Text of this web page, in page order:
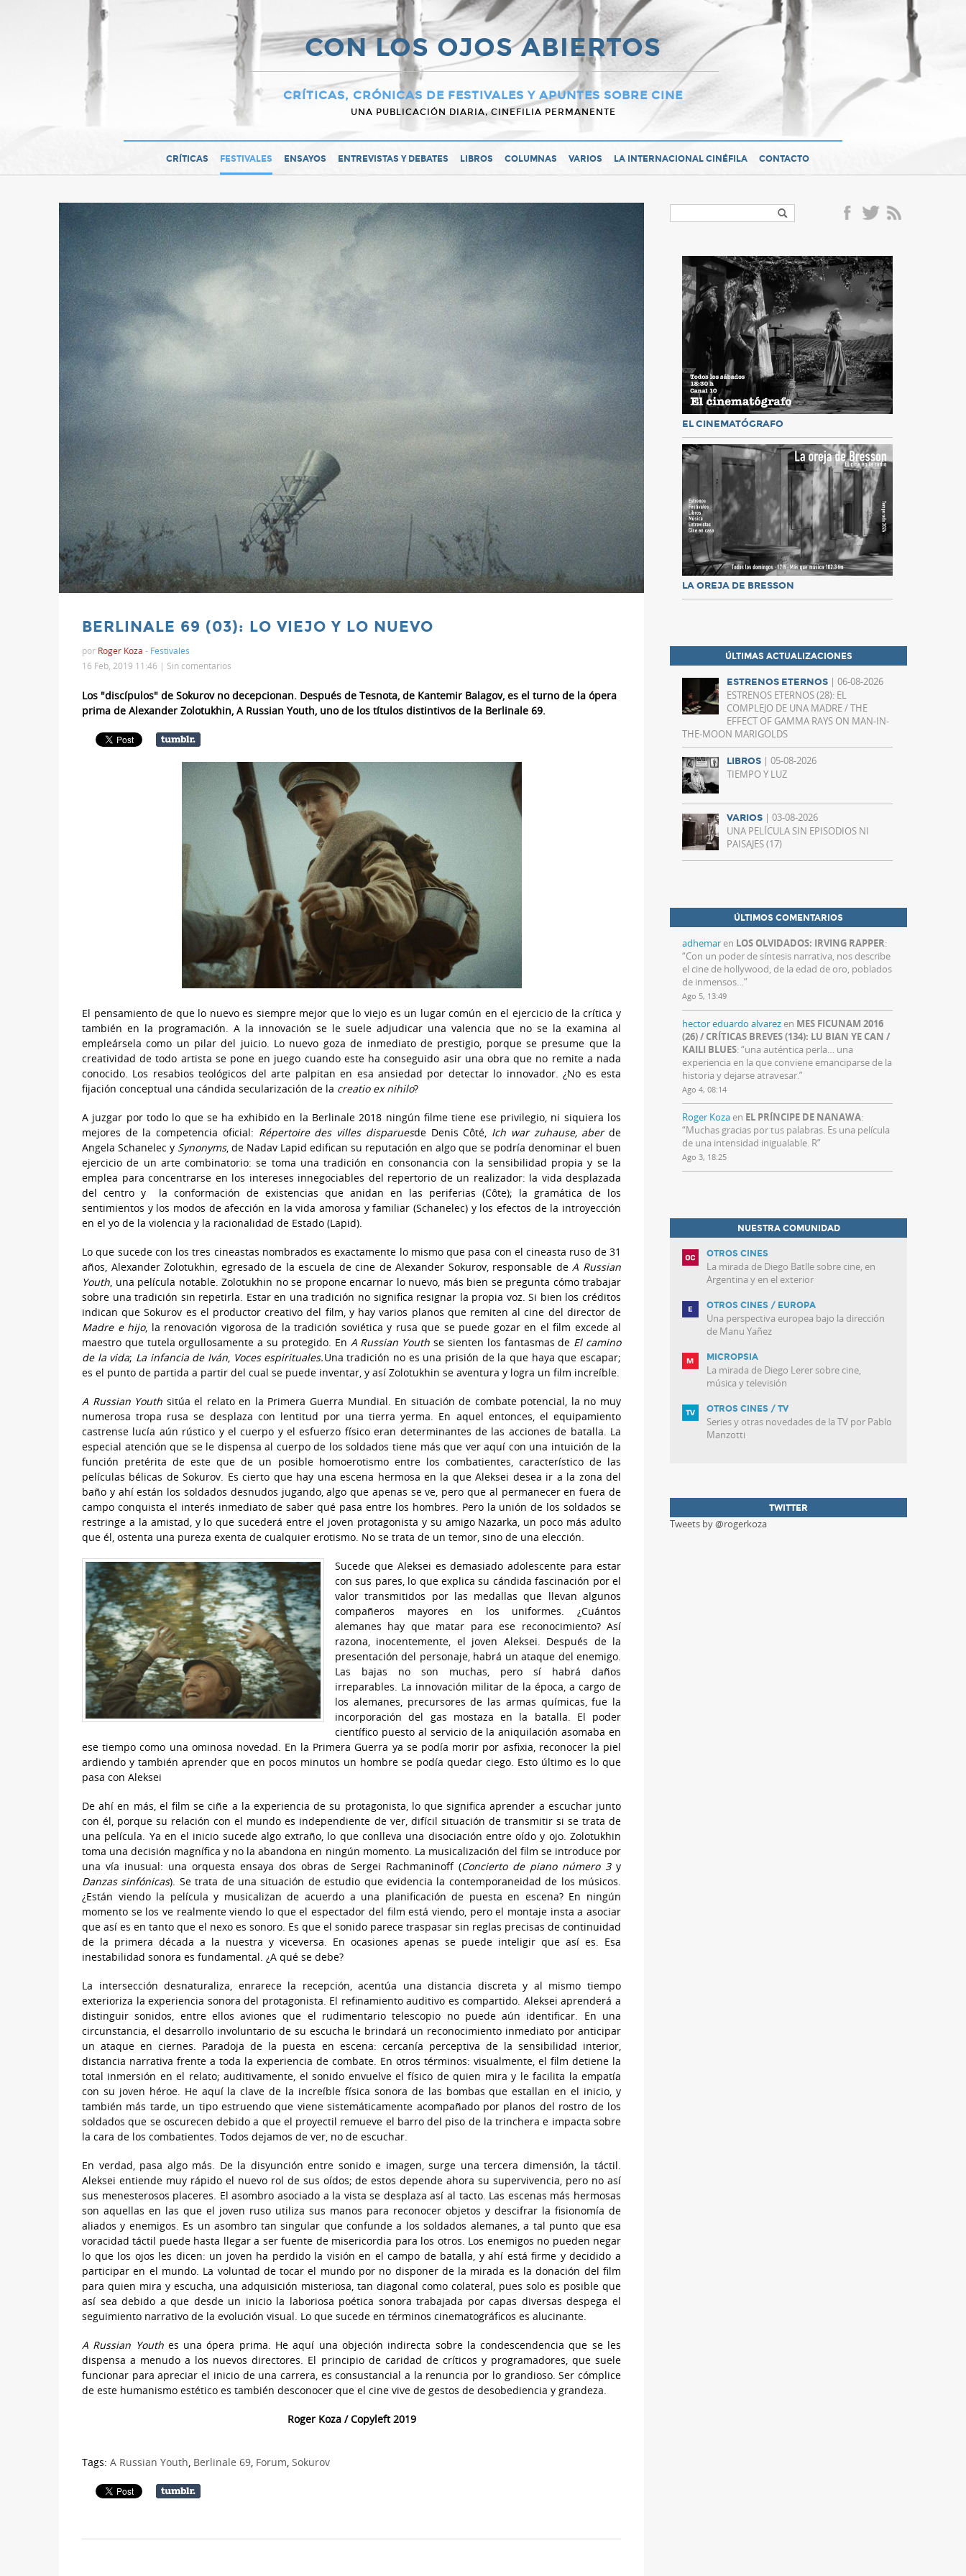
CON LOS OJOS ABIERTOS
CRÍTICAS, CRÓNICAS DE FESTIVALES Y APUNTES SOBRE CINE
UNA PUBLICACIÓN DIARIA, CINEFILIA PERMANENTE
CRÍTICAS FESTIVALES ENSAYOS ENTREVISTAS Y DEBATES LIBROS COLUMNAS VARIOS LA INTERNACIONAL CINÉFILA CONTACTO
BERLINALE 69 (03): LO VIEJO Y LO NUEVO
por Roger Koza - Festivales
16 Feb, 2019 11:46 | Sin comentarios
Los "discípulos" de Sokurov no decepcionan. Después de Tesnota, de Kantemir Balagov, es el turno de la ópera
prima de Alexander Zolotukhin, A Russian Youth, uno de los títulos distintivos de la Berlinale 69.
El pensamiento de que lo nuevo es siempre mejor que lo viejo es un lugar común en el ejercicio de la crítica y
también en la programación. A la innovación se le suele adjudicar una valencia que no se la examina al
empleársela como un pilar del juicio. Lo nuevo goza de inmediato de prestigio, porque se presume que la
creatividad de todo artista se pone en juego cuando este ha conseguido asir una obra que no remite a nada
conocido. Los resabios teológicos del arte palpitan en esa ansiedad por detectar lo innovador. ¿No es esta
fijación conceptual una cándida secularización de la creatio ex nihilo?
A juzgar por todo lo que se ha exhibido en la Berlinale 2018 ningún filme tiene ese privilegio, ni siquiera los
mejores de la competencia oficial: Répertoire des villes disparuesde Denis Côté, Ich war zuhause, aberde
Angela Schanelec y Synonyms, de Nadav Lapid edifican su reputación en algo que se podría denominar el buen
ejercicio de un arte combinatorio: se toma una tradición en consonancia con la sensibilidad propia y se la
emplea para concentrarse en los intereses innegociables del repertorio de un realizador: la vida desplazada
del centro y la conformación de existencias que anidan en las periferias (Côte); la gramática de los
sentimientos y los modos de afección en la vida amorosa y familiar (Schanelec) y los efectos de la introyección
en el yo de la violencia y la racionalidad de Estado (Lapid).
Lo que sucede con los tres cineastas nombrados es exactamente lo mismo que pasa con el cineasta ruso de 31
años, Alexander Zolotukhin, egresado de la escuela de cine de Alexander Sokurov, responsable deA Russian
Youth, una película notable. Zolotukhin no se propone encarnar lo nuevo, más bien se pregunta cómo trabajar
sobre una tradición sin repetirla. Estar en una tradición no significa resignar la propia voz. Si bien los créditos
indican que Sokurov es el productor creativo del film, y hay varios planos que remiten al cine del director de
Madre e hijo, la renovación vigorosa de la tradición soviética y rusa que se puede gozar en el film excede al
maestro que tutela orgullosamente a su protegido. En A Russian Youthse sienten los fantasmas de El camino
de la vida; La infancia de Iván, Voces espirituales.Una tradición no es una prisión de la que haya que escapar;
es el punto de partida a partir del cual se puede inventar, y así Zolotukhin se aventura y logra un film increíble.
A Russian Youth sitúa el relato en la Primera Guerra Mundial. En situación de combate potencial, la no muy
numerosa tropa rusa se desplaza con lentitud por una tierra yerma. En aquel entonces, el equipamiento
castrense lucía aún rústico y el cuerpo y el esfuerzo físico eran determinantes de las acciones de batalla. La
especial atención que se le dispensa al cuerpo de los soldados tiene más que ver aquí con una intuición de la
función pretérita de este que de un posible homoerotismo entre los combatientes, característico de las
películas bélicas de Sokurov. Es cierto que hay una escena hermosa en la que Aleksei desea ir a la zona del
baño y ahí están los soldados desnudos jugando, algo que apenas se ve, pero que al permanecer en fuera de
campo conquista el interés inmediato de saber qué pasa entre los hombres. Pero la unión de los soldados se
restringe a la amistad, y lo que sucederá entre el joven protagonista y su amigo Nazarka, un poco más adulto
que él, ostenta una pureza exenta de cualquier erotismo. No se trata de un temor, sino de una elección.
Sucede que Aleksei es demasiado adolescente para estar
con sus pares, lo que explica su cándida fascinación por el
valor transmitidos por las medallas que llevan algunos
compañeros mayores en los uniformes. ¿Cuántos
alemanes hay que matar para ese reconocimiento? Así
razona, inocentemente, el joven Aleksei. Después de la
presentación del personaje, habrá un ataque del enemigo.
Las bajas no son muchas, pero sí habrá daños
irreparables. La innovación militar de la época, a cargo de
los alemanes, precursores de las armas químicas, fue la
incorporación del gas mostaza en la batalla. El poder
científico puesto al servicio de la aniquilación asomaba en
ese tiempo como una ominosa novedad. En la Primera Guerra ya se podía morir por asfixia, reconocer la piel
ardiendo y también aprender que en pocos minutos un hombre se podía quedar ciego. Esto último es lo que
pasa con Aleksei
De ahí en más, el film se ciñe a la experiencia de su protagonista, lo que significa aprender a escuchar junto
con él, porque su relación con el mundo es independiente de ver, difícil situación de transmitir si se trata de
una película. Ya en el inicio sucede algo extraño, lo que conlleva una disociación entre oído y ojo. Zolotukhin
toma una decisión magnífica y no la abandona en ningún momento. La musicalización del film se introduce por
una vía inusual: una orquesta ensaya dos obras de Sergei Rachmaninoff (Concierto de piano número 3 y
Danzas sinfónicas). Se trata de una situación de estudio que evidencia la contemporaneidad de los músicos.
¿Están viendo la película y musicalizan de acuerdo a una planificación de puesta en escena? En ningún
momento se los ve realmente viendo lo que el espectador del film está viendo, pero el montaje insta a asociar
que así es en tanto que el nexo es sonoro. Es que el sonido parece traspasar sin reglas precisas de continuidad
de la primera década a la nuestra y viceversa. En ocasiones apenas se puede inteligir que así es. Esa
inestabilidad sonora es fundamental. ¿A qué se debe?
La intersección desnaturaliza, enrarece la recepción, acentúa una distancia discreta y al mismo tiempo
exterioriza la experiencia sonora del protagonista. El refinamiento auditivo es compartido. Aleksei aprenderá a
distinguir sonidos, entre ellos aviones que el rudimentario telescopio no puede aún identificar. En una
circunstancia, el desarrollo involuntario de su escucha le brindará un reconocimiento inmediato por anticipar
un ataque en ciernes. Paradoja de la puesta en escena: cercanía perceptiva de la sensibilidad interior,
distancia narrativa frente a toda la experiencia de combate. En otros términos: visualmente, el film detiene la
total inmersión en el relato; auditivamente, el sonido envuelve el físico de quien mira y le facilita la empatía
con su joven héroe. He aquí la clave de la increíble física sonora de las bombas que estallan en el inicio, y
también más tarde, un tipo estruendo que viene sistemáticamente acompañado por planos del rostro de los
soldados que se oscurecen debido a que el proyectil remueve el barro del piso de la trinchera e impacta sobre
la cara de los combatientes. Todos dejamos de ver, no de escuchar.
En verdad, pasa algo más. De la disyunción entre sonido e imagen, surge una tercera dimensión, la táctil.
Aleksei entiende muy rápido el nuevo rol de sus oídos; de estos depende ahora su supervivencia, pero no así
sus menesterosos placeres. El asombro asociado a la vista se desplaza así al tacto. Las escenas más hermosas
son aquellas en las que el joven ruso utiliza sus manos para reconocer objetos y descifrar la fisionomía de
aliados y enemigos. Es un asombro tan singular que confunde a los soldados alemanes, a tal punto que esa
voracidad táctil puede hasta llegar a ser fuente de misericordia para los otros. Los enemigos no pueden negar
lo que los ojos les dicen: un joven ha perdido la visión en el campo de batalla, y ahí está firme y decidido a
participar en el mundo. La voluntad de tocar el mundo por no disponer de la mirada es la donación del film
para quien mira y escucha, una adquisición misteriosa, tan diagonal como colateral, pues solo es posible que
así sea debido a que desde un inicio la laboriosa poética sonora trabajada por capas diversas despega el
seguimiento narrativo de la evolución visual. Lo que sucede en términos cinematográficos es alucinante.
A Russian Youth es una ópera prima. He aquí una objeción indirecta sobre la condescendencia que se les
dispensa a menudo a los nuevos directores. El principio de caridad de críticos y programadores, que suele
funcionar para apreciar el inicio de una carrera, es consustancial a la renuncia por lo grandioso. Ser cómplice
de este humanismo estético es también desconocer que el cine vive de gestos de desobediencia y grandeza.
Roger Koza / Copyleft 2019
Tags: A Russian Youth, Berlinale 69, Forum, Sokurov
EL CINEMATÓGRAFO
LA OREJA DE BRESSON
ÚLTIMAS ACTUALIZACIONES
ESTRENOS ETERNOS | 06-08-2026
ESTRENOS ETERNOS (28): EL
COMPLEJO DE UNA MADRE / THE
EFFECT OF GAMMA RAYS ON MAN-IN-
THE-MOON MARIGOLDS
LIBROS | 05-08-2026
TIEMPO Y LUZ
VARIOS | 03-08-2026
UNA PELÍCULA SIN EPISODIOS NI
PAISAJES (17)
ÚLTIMOS COMENTARIOS
adhemaren LOS OLVIDADOS: IRVING RAPPER:
“Con un poder de síntesis narrativa, nos describe
el cine de hollywood, de la edad de oro, poblados
de inmensos…”
Ago 5, 13:49
hector eduardo alvarezen MES FICUNAM 2016
(26) / CRÍTICAS BREVES (134): LU BIAN YE CAN /
KAILI BLUES: “una auténtica perla… una
experiencia en la que conviene emanciparse de la
historia y dejarse atravesar.”
Ago 4, 08:14
Roger Kozaen EL PRÍNCIPE DE NANAWA:
“Muchas gracias por tus palabras. Es una película
de una intensidad inigualable. R”
Ago 3, 18:25
NUESTRA COMUNIDAD
OTROS CINES
La mirada de Diego Batlle sobre cine, en
Argentina y en el exterior
OTROS CINES / EUROPA
Una perspectiva europea bajo la dirección
de Manu Yañez
MICROPSIA
La mirada de Diego Lerer sobre cine,
música y televisión
OTROS CINES / TV
Series y otras novedades de la TV por Pablo
Manzotti
TWITTER
Tweets by @rogerkoza